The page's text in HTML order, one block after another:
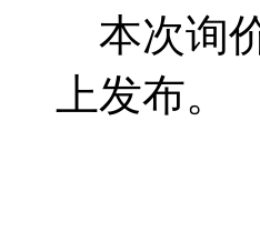
本次询
上发布。